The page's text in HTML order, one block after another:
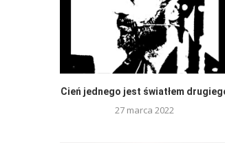
Cień jednego jest światłem
27 marca 2022